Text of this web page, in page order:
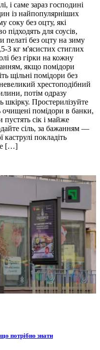
і саме зараз господині
із найпопулярніших
соку без оцту, які
підходять для соусів,
пелаті без оцту на зиму
3 кг м'ясистих стиглих
без гірки на кожну
якщо помідори
щільні помідори без
хрестоподібний
потім одразу
шкірку. Простерилізуйте
помідори в банки,
сік і майже
сіль, за бажанням —
покладіть
[…]
потрібно знати